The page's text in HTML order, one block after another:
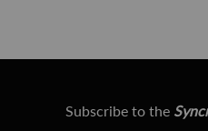
Subscribe to the